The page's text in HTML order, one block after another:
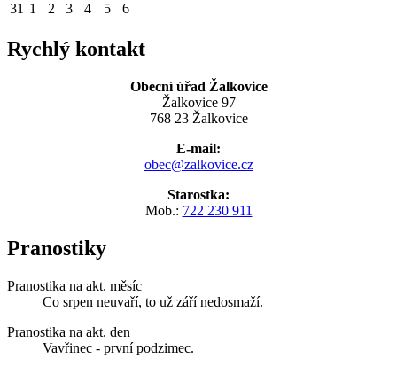
31 1 2 3 4 5 6
Rychlý kontakt
Obecní úřad Žalkovice
Žalkovice 97
768 23 Žalkovice
E-mail:
obec@zalkovice.cz
Starostka:
Mob.: 722 230 911
Pranostiky
Pranostika na akt. měsíc
Co srpen neuvaří, to už září nedosmaží.
Pranostika na akt. den
Vavřinec - první podzimec.